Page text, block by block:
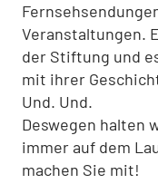
Veranstaltungen.
der Stiftung und
mit ihrer
Und. Und.
Deswegen halten
immer auf dem
machen Sie mit!